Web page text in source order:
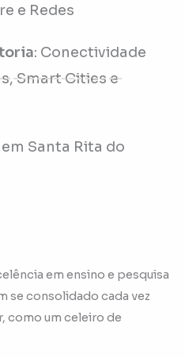
e Redes
: Conectividade
Smart Cities e
Santa Rita do
em ensino e pesquisa
se consolidado cada vez
como um celeiro de